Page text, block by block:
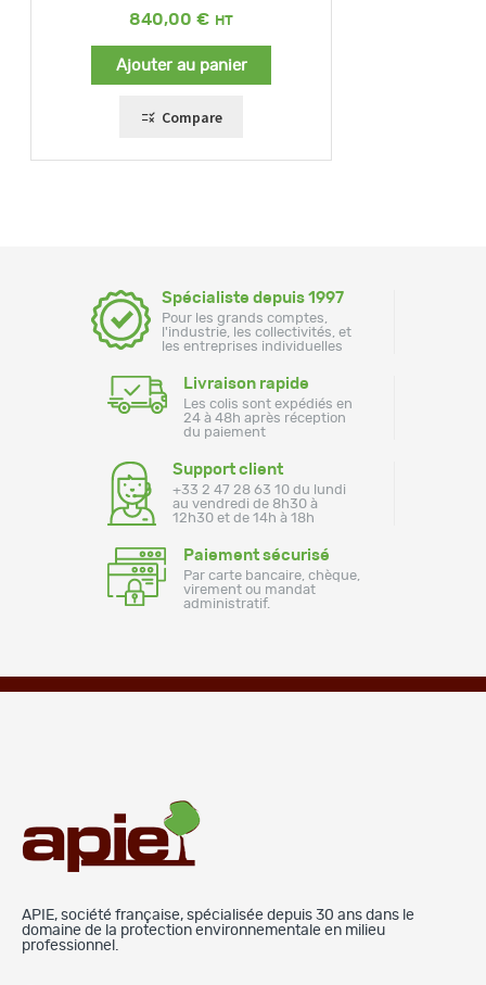
840,00 €
Ajouter au panier
Compare
Spécialiste depuis 1997
Pour les grands comptes,
l'industrie, les collectivités, et
les entreprises individuelles
Livraison rapide
Les colis sont expédiés en
24 à 48h après réception
du paiement
Support client
+33 2 47 28 63 10 du lundi
au vendredi de 8h30 à
12h30 et de 14h à 18h
Paiement sécurisé
Par carte bancaire, chèque,
virement ou mandat
administratif.
APIE, société française, spécialisée depuis 30 ans dans le
domaine de la protection environnementale en milieu
professionnel.